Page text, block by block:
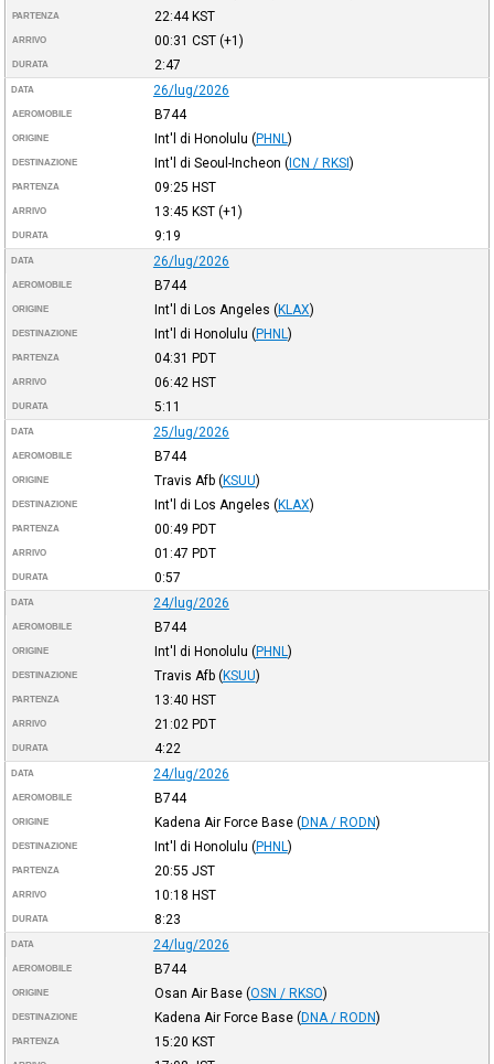
PARTENZA 22:44KST
ARRIVO 00:31 CST(+1)
DURATA 2:47
DATA 26/lug/2026
AEROMOBILE B744
ORIGINE Int'l di Honolulu (PHNL )
DESTINAZIONE Int'l di Seoul-Incheon (ICN / RKSI)
PARTENZA 09:25 HST
ARRIVO 13:45 KST(+1)
DURATA 9:19
DATA 26/lug/2026
AEROMOBILE B744
ORIGINE Int'l di Los Angeles (KLAX)
DESTINAZIONE Int'l di Honolulu (PHNL )
PARTENZA 04:31 PDT
ARRIVO 06:42 HST
DURATA 5:11
DATA 25/lug/2026
AEROMOBILE B744
ORIGINE Travis Afb (KSUU)
DESTINAZIONE Int'l di Los Angeles (KLAX)
PARTENZA 00:49 PDT
ARRIVO 01:47 PDT
DURATA 0:57
DATA 24/lug/2026
AEROMOBILE B744
ORIGINE Int'l di Honolulu (PHNL )
DESTINAZIONE Travis Afb (KSUU)
PARTENZA 13:40 HST
ARRIVO 21:02 PDT
DURATA 4:22
DATA 24/lug/2026
AEROMOBILE B744
ORIGINE Kadena Air Force Base (DNA / RODN)
DESTINAZIONE Int'l di Honolulu (PHNL )
PARTENZA 20:55 JST
ARRIVO 10:18 HST
DURATA 8:23
DATA 24/lug/2026
AEROMOBILE B744
ORIGINE Osan Air Base (OSN / RKSO)
DESTINAZIONE Kadena Air Force Base (DNA / RODN)
PARTENZA 15:20 KST